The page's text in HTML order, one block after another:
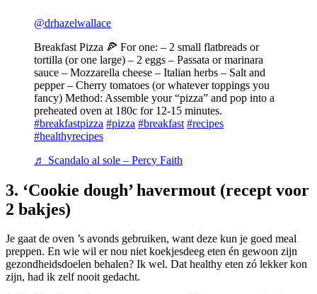
@drhazelwallace
Breakfast Pizza 🍕 For one: – 2 small flatbreads or
tortilla (or one large) – 2 eggs – Passata or marinara
sauce – Mozzarella cheese – Italian herbs – Salt and
pepper – Cherry tomatoes (or whatever toppings you
fancy) Method: Assemble your “pizza” and pop into a
preheated oven at 180c for 12-15 minutes.
#breakfastpizza #pizza #breakfast #recipes
#healthyrecipes
♬ Scandalo al sole – Percy Faith
3. ‘Cookie dough’ havermout (recept voor
2 bakjes)
Je gaat de oven ’s avonds gebruiken, want deze kun je goed meal
preppen. En wie wil er nou niet koekjesdeeg eten én gewoon zijn
gezondheidsdoelen behalen? Ik wel. Dat healthy eten zó lekker kon
zijn, had ik zelf nooit gedacht.